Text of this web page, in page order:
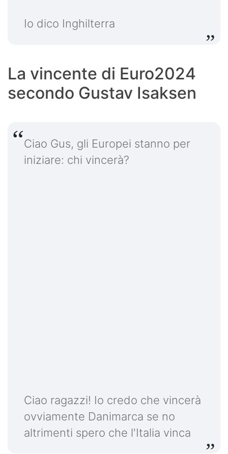
Io dico Inghilterra
La vincente di Euro2024
secondo Gustav Isaksen
Ciao Gus, gli Europei stanno per
iniziare: chi vincerà?
Ciao ragazzi! Io credo che vincerà
ovviamente Danimarca se no
altrimenti spero che l'Italia vinca